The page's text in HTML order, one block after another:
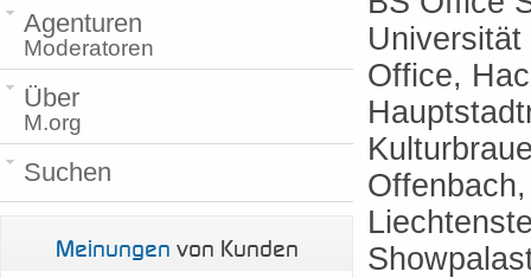
Office,
Agenturen
Moderatoren
Über
M.org
Suchen
Meinungen von Kunden